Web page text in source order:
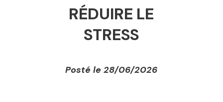
RÉDUIRE LE
STRESS
Posté le 28/06/2026